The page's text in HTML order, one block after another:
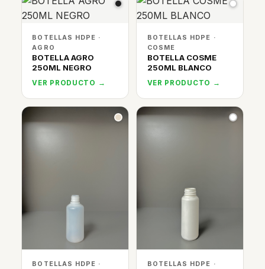
BOTELLAS HDPE ·
AGRO
BOTELLA AGRO
250ML NEGRO
VER PRODUCTO →
BOTELLAS HDPE ·
COSME
BOTELLA COSME
250ML BLANCO
VER PRODUCTO →
BOTELLAS HDPE ·
BOTELLAS HDPE ·